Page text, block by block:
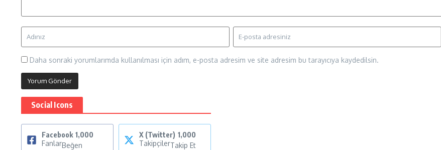
Daha sonraki yorumlarımda kullanılması için adım, e-posta adresim ve site adresim bu tarayıcıya kaydedilsin.
Social Icons
Facebook 1,000
FanlarBeğen
X (Twitter) 1,000
TakipçilerTakip Et